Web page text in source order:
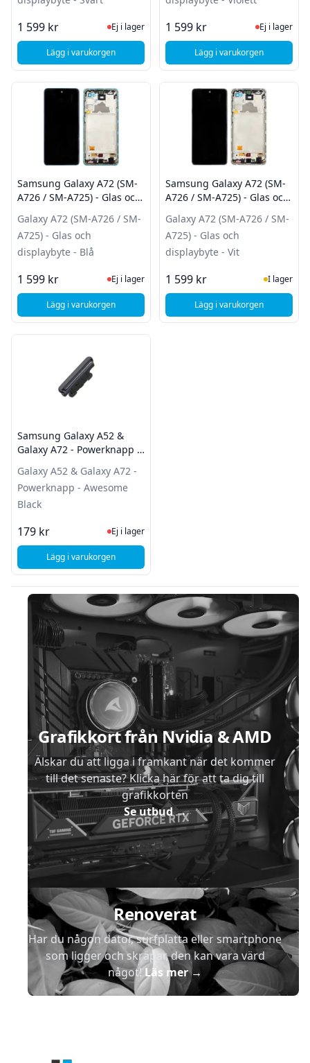
1 599 kr Ej i lager, besök produktsidan för
Ej i lager
Lägg i varukorgen, Samsung Galaxy A72 (SM-A726 / SM-A725) - Glas och
1 599 kr Ej i lager,
Ej i lager
Lägg i varukorgen, Samsung Galaxy
Samsung Galaxy A72 (SM-
A726 / SM-A725) - Glas och
Galaxy A72 (SM-A726 / SM-
A725) - Glas och
displaybyte - Blå
1 599 kr Ej i lager, besök produktsidan för
Ej i lager
Lägg i varukorgen, Samsung Galaxy A72 (SM-A726 / SM-A725) - Glas och
Samsung Galaxy A72 (SM-
A726 / SM-A725) - Glas och
Galaxy A72 (SM-A726 / SM-
A725) - Glas och
displaybyte - Vit
1 599 kr I Lager
I lager
Lägg i varukorgen, Samsung Galaxy
Samsung Galaxy A52 &
Galaxy A72 - Powerknapp -
Galaxy A52 & Galaxy A72 -
Powerknapp - Awesome
Black
179 kr Ej i lager, besök produktsidan för
Ej i lager
Lägg i varukorgen, Samsung Galaxy A52 & Galaxy A72 - Powerknapp -
Grafikkort från Nvidia & AMD
Älskar du att ligga i framkant när det kommer
till det senaste? Klicka här för att ta dig till
grafikkorten
Se utbud→
Renoverat
Har du någon dator, surfplatta eller smartphone
som ligger och skräpar, den kan vara värd
något!Läs mer→